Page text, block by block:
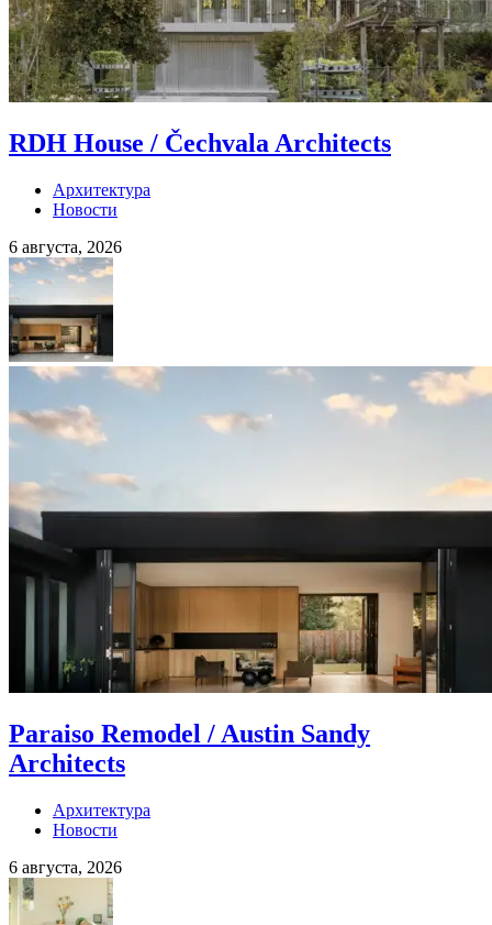
RDH House / Čechvala Architects
Архитектура
Новости
6 августа, 2026
Paraiso Remodel / Austin Sandy
Architects
Архитектура
Новости
6 августа, 2026